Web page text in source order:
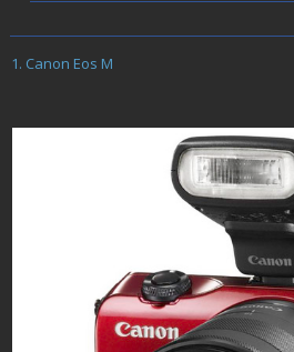
Canon Eos M